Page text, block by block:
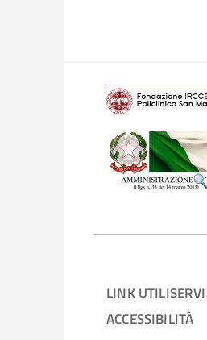
LINK UTILI
ACCESSIBILITÀ